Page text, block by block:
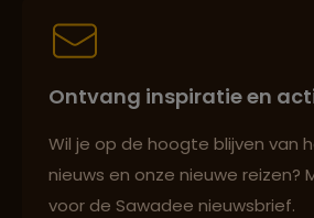
Persoonlijk en deskundig
Ontvang inspiratie en
Wil je op de hoogte blijven van
nieuws en onze nieuwe reizen?
voor de Sawadee nieuwsbrief.